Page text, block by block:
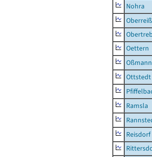
Nohra
Oettern
Ottstedt
Ramsla
Reisdorf